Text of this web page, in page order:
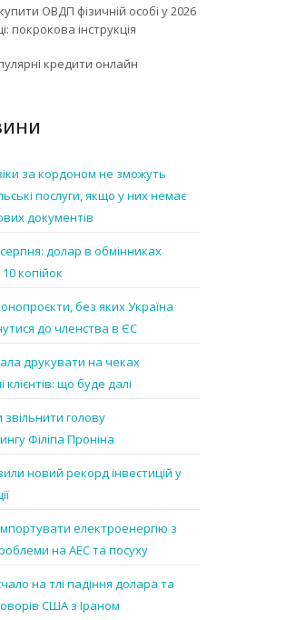
ОВДП фізичній особі у 2026
покрокова інструкція
кредити онлайн
за кордоном не зможуть
послуги, якщо у них немає
документів
долар в обмінниках
копійок
без яких Україна
до членства в ЄС
друкувати на чеках
клієнтів: що буде далі
звільнити голову
Філіпа Проніна
новий рекорд інвестицій у
електроенергію з
на АЕС та посуху
на тлі падіння долара та
США з Іраном